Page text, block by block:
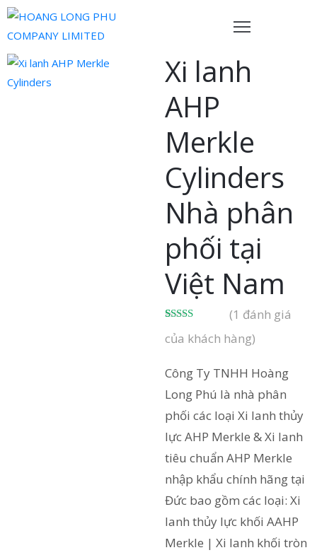
Xi lanh
AHP
Merkle
Cylinders
Nhà phân
phối tại
Việt Nam
dựa trên
(1 đánh giá
của khách hàng)
Công Ty TNHH Hoàng
Long Phú là nhà phân
phối các loại Xi lanh thủy
lực AHP Merkle & Xi lanh
tiêu chuẩn AHP Merkle
nhập khẩu chính hãng tại
Đức bao gồm các loại: Xi
lanh thủy lực khối AAHP
Merkle | Xi lanh khối tròn